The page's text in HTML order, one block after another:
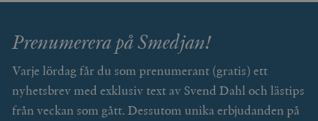
Prenumerera på Smedjan!
Varje lördag får du som prenumerant (gratis) ett
nyhetsbrev med exklusiv text av Svend Dahl och lästips
från veckan som gått. Dessutom unika erbjudanden på